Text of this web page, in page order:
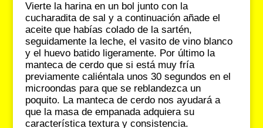
Vierte la harina en un bol junto con la
cucharadita de sal y a continuación añade el
aceite que habías colado de la sartén,
seguidamente la leche, el vasito de vino blanco
y el huevo batido ligeramente. Por último la
manteca de cerdo que si está muy fría
previamente caliéntala unos 30 segundos en el
microondas para que se reblandezca un
poquito. La manteca de cerdo nos ayudará a
que la masa de empanada adquiera su
característica textura y consistencia.